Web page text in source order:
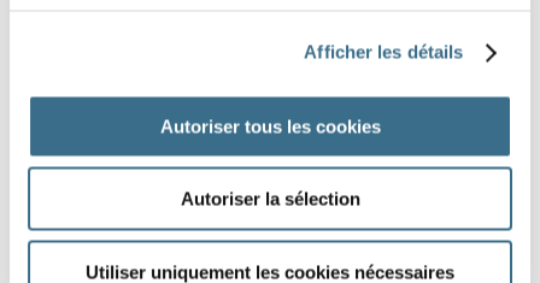
Afficher les détails
Autoriser tous les cookies
Autoriser la sélection
Utiliser uniquement les cookies nécessaires